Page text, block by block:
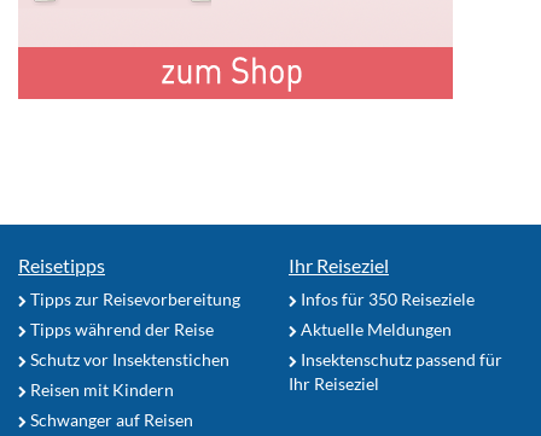
Reisetipps
Tipps zur Reisevorbereitung
Tipps während der Reise
Schutz vor Insektenstichen
Reisen mit Kindern
Schwanger auf Reisen
Ihr Reiseziel
Infos für 350 Reiseziele
Aktuelle Meldungen
Insektenschutz passend für
Ihr Reiseziel